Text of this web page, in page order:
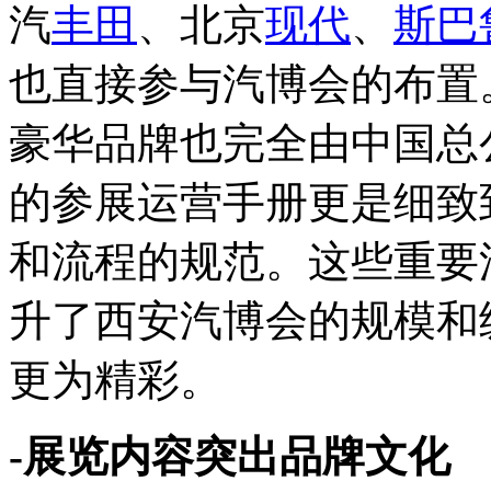
汽丰田 、北京现代、 斯巴
也直接参与汽博会的布置
豪华品牌也完全由中国
的参展运营手册更是细
和流程的规范。这些重
升了西安汽博会的规模
更为精彩。
-展览内容突出品牌文化